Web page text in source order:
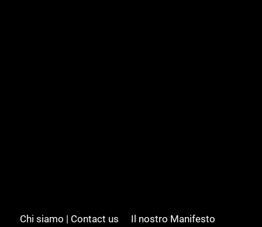
Chi siamo | Contact us Il nostro Manifesto